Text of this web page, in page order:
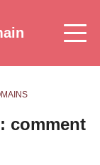
comment